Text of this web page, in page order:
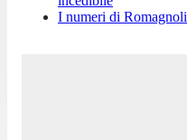
I numeri di Romagnoli